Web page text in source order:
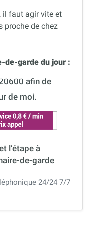
il faut agir vite et
proche de chez
de-garde du jour :
afin de
de moi.
l’étape à
de-garde
24/24 7/7